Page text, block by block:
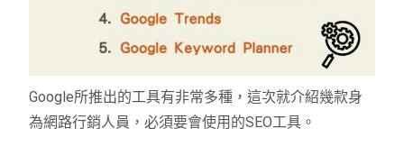
Google所推出的工具有非常多種，這次就介紹幾款身
為網路行銷人員，必須要會使用的SEO工具。